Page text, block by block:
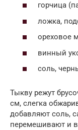
горчица
ложка,
ореховое
винный
соль,
Тыкву режут
см, слегка
добавляют соль,
перемешивают и